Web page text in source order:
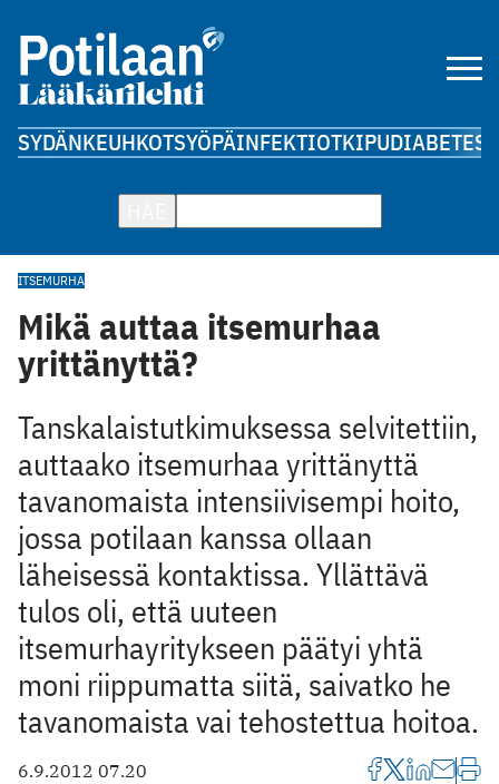
SYDÄNKEUHKOTSYÖPÄINFEKTIOTKIPUDIABETES
ITSEMURHA
Mikä auttaa itsemurhaa
yrittänyttä?
Tanskalaistutkimuksessa selvitettiin,
auttaako itsemurhaa yrittänyttä
tavanomaista intensiivisempi hoito,
jossa potilaan kanssa ollaan
läheisessä kontaktissa. Yllättävä
tulos oli, että uuteen
itsemurhayritykseen päätyi yhtä
moni riippumatta siitä, saivatko he
tavanomaista vai tehostettua hoitoa.
6.9.2012 07.20